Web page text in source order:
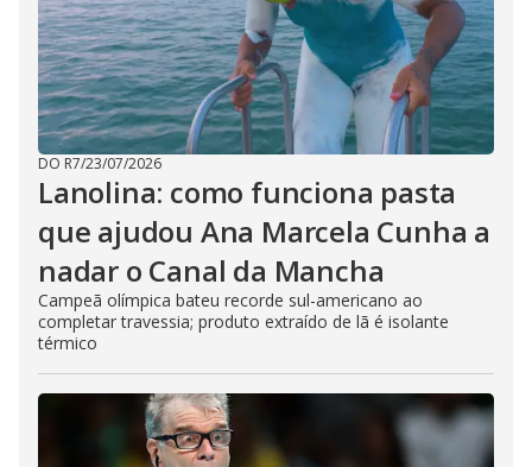
DO R7/23/07/2026
Lanolina: como funciona pasta
que ajudou Ana Marcela Cunha a
nadar o Canal da Mancha
Campeã olímpica bateu recorde sul-americano ao
completar travessia; produto extraído de lã é isolante
térmico